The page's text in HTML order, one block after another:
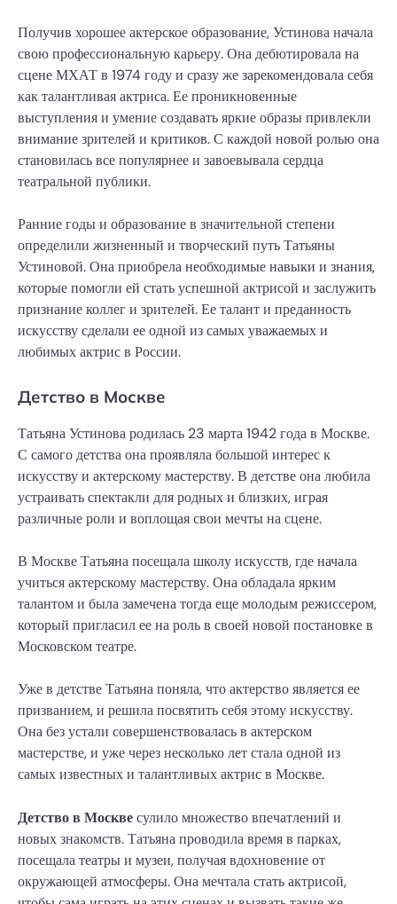
Получив хорошее актерское образование, Устинова начала
свою профессиональную карьеру. Она дебютировала на
сцене МХАТ в 1974 году и сразу же зарекомендовала себя
как талантливая актриса. Ее проникновенные
выступления и умение создавать яркие образы привлекли
внимание зрителей и критиков. С каждой новой ролью она
становилась все популярнее и завоевывала сердца
театральной публики.
Ранние годы и образование в значительной степени
определили жизненный и творческий путь Татьяны
Устиновой. Она приобрела необходимые навыки и знания,
которые помогли ей стать успешной актрисой и заслужить
признание коллег и зрителей. Ее талант и преданность
искусству сделали ее одной из самых уважаемых и
любимых актрис в России.
Детство в Москве
Татьяна Устинова родилась 23 марта 1942 года в Москве.
С самого детства она проявляла большой интерес к
искусству и актерскому мастерству. В детстве она любила
устраивать спектакли для родных и близких, играя
различные роли и воплощая свои мечты на сцене.
В Москве Татьяна посещала школу искусств, где начала
учиться актерскому мастерству. Она обладала ярким
талантом и была замечена тогда еще молодым режиссером,
который пригласил ее на роль в своей новой постановке в
Московском театре.
Уже в детстве Татьяна поняла, что актерство является ее
призванием, и решила посвятить себя этому искусству.
Она без устали совершенствовалась в актерском
мастерстве, и уже через несколько лет стала одной из
самых известных и талантливых актрис в Москве.
Детство в Москвесулило множество впечатлений и
новых знакомств. Татьяна проводила время в парках,
посещала театры и музеи, получая вдохновение от
окружающей атмосферы. Она мечтала стать актрисой,